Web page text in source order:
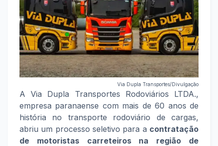
Via Dupla Transportes/Divulgação
A Via Dupla Transportes Rodoviários LTDA.,
empresa paranaense com mais de 60 anos de
história no transporte rodoviário de cargas,
abriu um processo seletivo para a contratação
de motoristas carreteiros na região de